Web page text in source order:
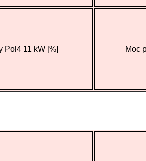
Pol4 11 kW [%] Moc